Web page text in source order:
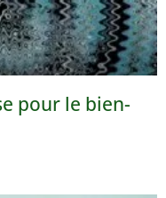
pour le bien-